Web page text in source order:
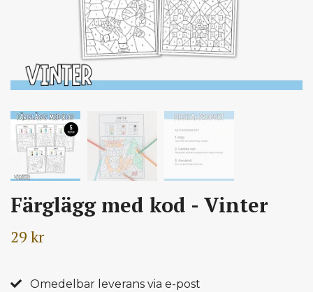
Färglägg med kod - Vinter
29 kr
Omedelbar leverans via e-post